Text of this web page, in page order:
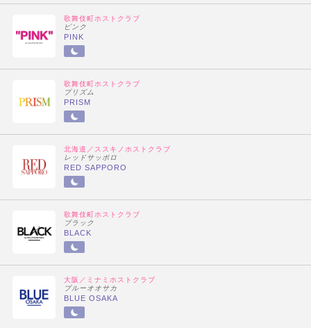
歌舞伎町ホストクラブ
ピンク
PINK
歌舞伎町ホストクラブ
プリズム
PRISM
北海道／ススキノホストクラブ
レッドサッポロ
RED SAPPORO
歌舞伎町ホストクラブ
ブラック
BLACK
大阪／ミナミホストクラブ
ブルーオオサカ
BLUE OSAKA